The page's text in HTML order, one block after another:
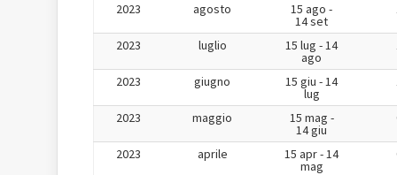
2023 agosto 15 ago -
14 set
2023 luglio 15 lug - 14
ago
2023 giugno 15 giu - 14
lug
2023 maggio 15 mag -
14 giu
2023 aprile 15 apr - 14
mag